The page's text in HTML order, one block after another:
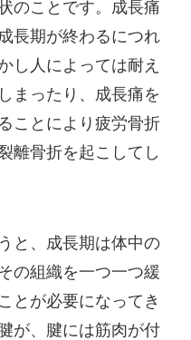
のことです。成長痛
長期が終わるにつれ
し人によっては耐え
まったり、成長痛を
ことにより疲労骨折
離骨折を起こしてし
と、成長期は体中の
の組織を一つ一つ緩
とが必要になってき
が、腱には筋肉が付